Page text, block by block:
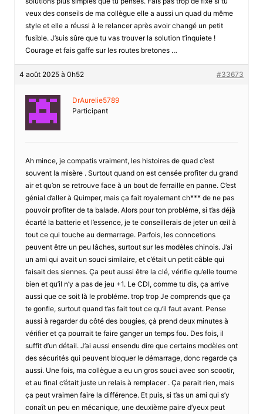
veux des conseils de ma collègue elle a aussi un quad du même
style et elle a réussi à le relancer après avoir changé un petit
fusible. J’suis sûre que tu vas trouver la solution t’inquiete !
Courage et fais gaffe sur les routes bretones …
4 août 2025 à 0h52 #33673
DrAurelie5789
Participant
Ah mince, je compatis vraiment, les histoires de quad c’est
souvent la misère . Surtout quand on est censée profiter du grand
air et qu’on se retrouve face à un bout de ferraille en panne. C’est
génial d’aller à Quimper, mais ça fait royalemant ch*** de ne pas
pouvoir profiter de ta balade. Alors pour ton probléme, si t’as déjà
écarté la batterie et l’essence, je te conseillerais de jeter un œil à
tout ce qui touche au dermarrage. Parfois, les conncetions
peuvent être un peu lâches, surtout sur les modèles chinois. J’ai
un ami qui avait un souci similaire, et c’était un petit câble qui
faisait des siennes. Ça peut aussi être la clé, vérifie qu’elle tourne
bien et qu’il n’y a pas de jeu +1. Le CDI, comme tu dis, ça arrive
aussi que ce soit là le probléme. trop trop Je comprends que ça
te gonfle, surtout quand t’as fait tout ce qu’il faut avant. Pense
aussi à regarder du côté des bougies, çà prend deux minutes à
vérifier et ça pourrait te faire ganger un temps fou. Des fois, il
suffit d’un détail. J’ai aussi ensendu dire que certains modèles ont
des sécurités qui peuvent bloquer le démarrage, donc regarde ça
aussi. Une fois, ma collègue a eu un gros souci avec son scootir,
et au final c’était juste un relais à remplacer . Ça parait rien, mais
ça peut vraimen faire la différence. Et puis, si t’as un ami qui s’y
conaît un peu en mécanique, une deuxième paire d’yeux peut